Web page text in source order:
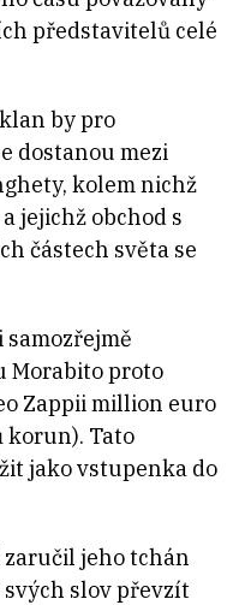
představitelů celé
by pro
dostanou mezi
kolem nichž
jejichž obchod s
částech světa se
samozřejmě
Morabito proto
Zappii million euro
korun). Tato
jako vstupenka do
zaručil jeho tchán
svých slov převzít